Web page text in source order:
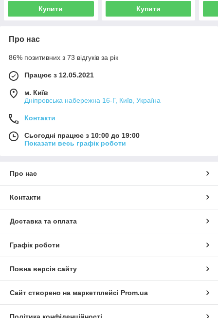
Купити Купити
Про нас
86% позитивних з 73 відгуків за рік
Працює з 12.05.2021
м. Київ
Дніпровська набережна 16-Г, Київ, Україна
Контакти
Сьогодні працює з 10:00 до 19:00
Показати весь графік роботи
Про нас
Контакти
Доставка та оплата
Графік роботи
Повна версія сайту
Сайт створено на маркетплейсі Prom.ua